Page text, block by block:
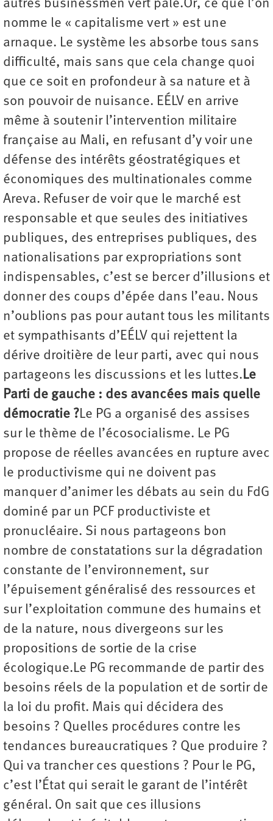
autres businessmen vert pâle.Or, ce que l’on
nomme le « capitalisme vert » est une
arnaque. Le système les absorbe tous sans
difficulté, mais sans que cela change quoi
que ce soit en profondeur à sa nature et à
son pouvoir de nuisance. EÉLV en arrive
même à soutenir l’intervention militaire
française au Mali, en refusant d’y voir une
défense des intérêts géostratégiques et
économiques des multinationales comme
Areva. Refuser de voir que le marché est
responsable et que seules des initiatives
publiques, des entreprises publiques, des
nationalisations par expropriations sont
indispensables, c’est se bercer d’illusions et
donner des coups d’épée dans l’eau. Nous
n’oublions pas pour autant tous les militants
et sympathisants d’EÉLV qui rejettent la
dérive droitière de leur parti, avec qui nous
partageons les discussions et les luttes.Le
Parti de gauche : des avancées mais quelle
démocratie ?Le PG a organisé des assises
sur le thème de l’écosocialisme. Le PG
propose de réelles avancées en rupture avec
le productivisme qui ne doivent pas
manquer d’animer les débats au sein du FdG
dominé par un PCF productiviste et
pronucléaire. Si nous partageons bon
nombre de constatations sur la dégradation
constante de l’environnement, sur
l’épuisement généralisé des ressources et
sur l’exploitation commune des humains et
de la nature, nous divergeons sur les
propositions de sortie de la crise
écologique.Le PG recommande de partir des
besoins réels de la population et de sortir de
la loi du profit. Mais qui décidera des
besoins ? Quelles procédures contre les
tendances bureaucratiques ? Que produire ?
Qui va trancher ces questions ? Pour le PG,
c’est l’État qui serait le garant de l’intérêt
général. On sait que ces illusions